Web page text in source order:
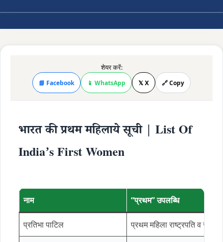
शेयर करें:
📘 Facebook 📱 WhatsApp 𝕏 X 🔗 Copy
भारत की प्रथम महिलाये सूची | List Of
India’s First Women
नाम “प्रथम” उपलब्धि
प्रतिभा पाटिल प्रथम महिला राष्ट्रपति व